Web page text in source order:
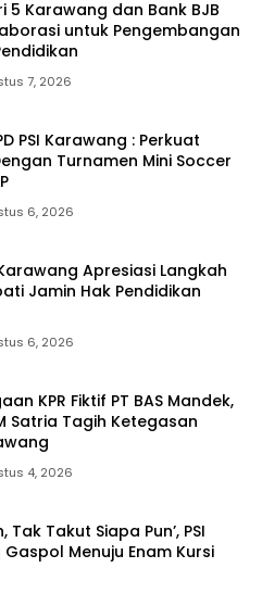
5 Karawang dan Bank BJB
untuk Pengembangan
7, 2026
PSI Karawang : Perkuat
Turnamen Mini Soccer
6, 2026
Apresiasi Langkah
Jamin Hak Pendidikan
6, 2026
KPR Fiktif PT BAS Mandek,
Satria Tagih Ketegasan
4, 2026
Tak Takut Siapa Pun’, PSI
Menuju Enam Kursi